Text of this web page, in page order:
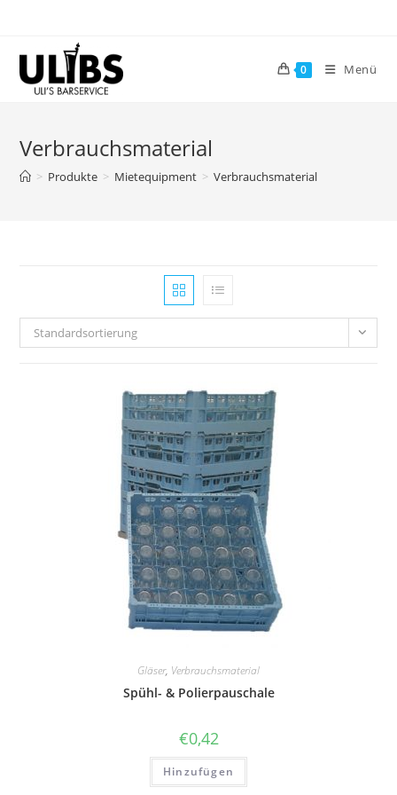
springen
0 Menü
Verbrauchsmaterial
> Produkte > Mietequipment > Verbrauchsmaterial
Standardsortierung
Gläser, Verbrauchsmaterial
Spühl- & Polierpauschale
€0,42
Hinzufügen